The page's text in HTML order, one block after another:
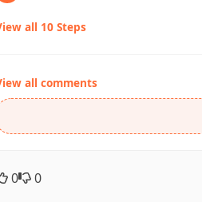
all 10 Steps
all comments
0 0